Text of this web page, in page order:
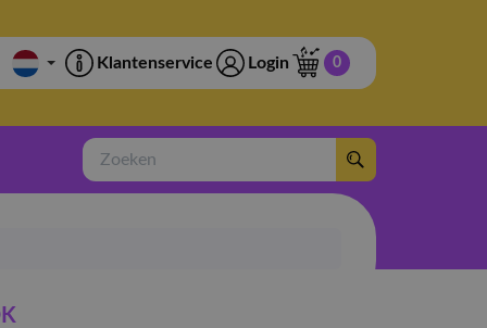
Klantenservice Login 0
Zoeken